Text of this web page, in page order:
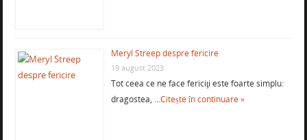
Meryl Streep despre fericire
19 august 2023
Tot ceea ce ne face fericiţi este foarte simplu:
dragostea, …Citește în continuare »